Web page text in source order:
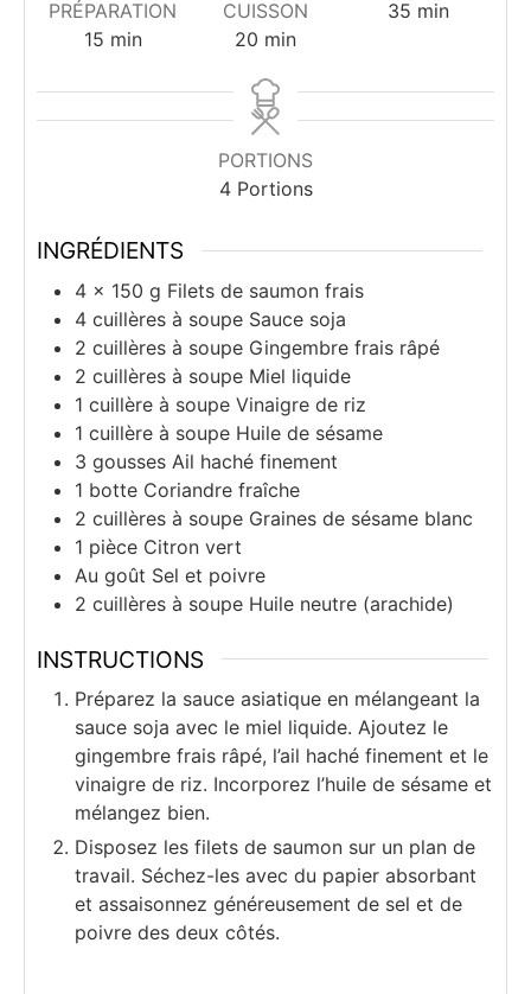
PRÉPARATION
15minutes
min
CUISSON
20 minutes
min
35minutes
min
PORTIONS
4 Portions
INGRÉDIENTS
4 × 150 g Filets de saumon frais
4 cuillères à soupe Sauce soja
2 cuillères à soupe Gingembre frais râpé
2 cuillères à soupe Miel liquide
1 cuillère à soupe Vinaigre de riz
1 cuillère à soupe Huile de sésame
3 gousses Ail haché finement
1 botte Coriandre fraîche
2 cuillères à soupe Graines de sésame blanc
1 pièce Citron vert
Au goût Sel et poivre
2 cuillères à soupe Huile neutre (arachide)
INSTRUCTIONS
Préparez la sauce asiatique en mélangeant la
sauce soja avec le miel liquide. Ajoutez le
gingembre frais râpé, l’ail haché finement et le
vinaigre de riz. Incorporez l’huile de sésame et
mélangez bien.
Disposez les filets de saumon sur un plan de
travail. Séchez-les avec du papier absorbant
et assaisonnez généreusement de sel et de
poivre des deux côtés.